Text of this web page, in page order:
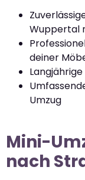
Wuppertal
deiner
Umzug
Mini-
nach